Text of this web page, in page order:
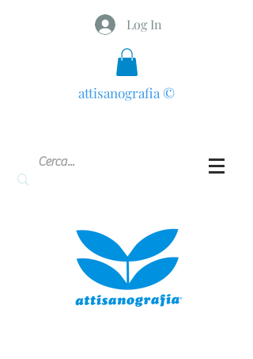
Log In
attisanografia ©